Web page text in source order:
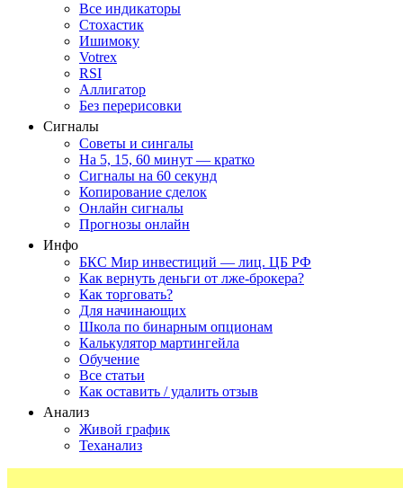
Все индикаторы
Стохастик
Ишимоку
Votrex
RSI
Аллигатор
Без перерисовки
Сигналы
Советы и сингалы
На 5, 15, 60 минут — кратко
Сигналы на 60 секунд
Копирование сделок
Онлайн сигналы
Прогнозы онлайн
Инфо
БКС Мир инвестиций — лиц. ЦБ РФ
Как вернуть деньги от лже-брокера?
Как торговать?
Для начинающих
Школа по бинарным опционам
Калькулятор мартингейла
Обучение
Все статьи
Как оставить / удалить отзыв
Анализ
Живой график
Теханализ